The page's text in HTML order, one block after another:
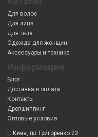
Для волос
Для лица
Для тела
Одежда для женщин
Аксессуары и техника
Блог
Доставка и оплата
Контакты
Дропшиппинг
Оптовые условия
г. Киев, пр. Григоренко 23